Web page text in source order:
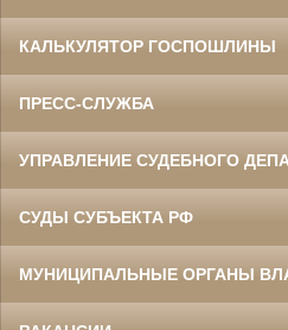
КАЛЬКУЛЯТОР ГОСПОШЛИНЫ
ПРЕСС-СЛУЖБА
УПРАВЛЕНИЕ СУДЕБНОГО
СУДЫ СУБЪЕКТА РФ
МУНИЦИПАЛЬНЫЕ ОРГАНЫ